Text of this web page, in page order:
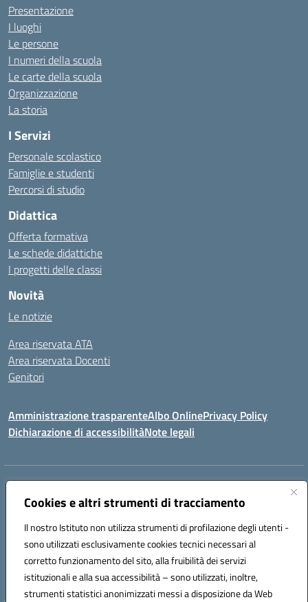
Cookies e altri strumenti di tracciamento
Il nostro Istituto non utilizza strumenti di profilazione degli utenti -
sono utilizzati esclusivamente cookies tecnici necessari al
corretto funzionamento del sito, alla fruibilità dei servizi
istituzionali e alla sua accessibilità – sono utilizzati, inoltre,
strumenti statistici anonimizzati messi a disposizione da Web
Presentazione
I luoghi
Le persone
I numeri della scuola
Le carte della scuola
Organizzazione
La storia
I Servizi
Personale scolastico
Famiglie e studenti
Percorsi di studio
Didattica
Offerta formativa
Le schede didattiche
I progetti delle classi
Novità
Le notizie
Area riservata ATA
Area riservata Docenti
Genitori
Amministrazione trasparenteAlbo OnlinePrivacy Policy
Dichiarazione di accessibilitàNote legali
Indirizzo:
Centralino:0921562586 Email:PAIC820003@istruzione.it
Codice fiscale: 96021870827
Codice meccanografico:
PAIC820003
ERASMUS PLUS